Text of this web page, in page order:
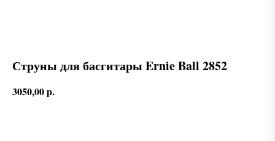
Струны для басгитары Ernie Ball 2852
3050,00р.